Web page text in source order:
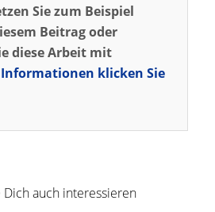
Sie zum Beispiel
Beitrag oder
diese Arbeit mit
klicken Sie
Dich auch interessieren